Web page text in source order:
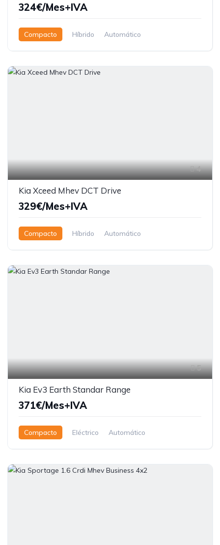
324€/Mes+IVA
Compacto Híbrido Automático
4
Kia Xceed Mhev DCT Drive
329€/Mes+IVA
Compacto Híbrido Automático
5
Kia Ev3 Earth Standar Range
371€/Mes+IVA
Compacto Eléctrico Automático